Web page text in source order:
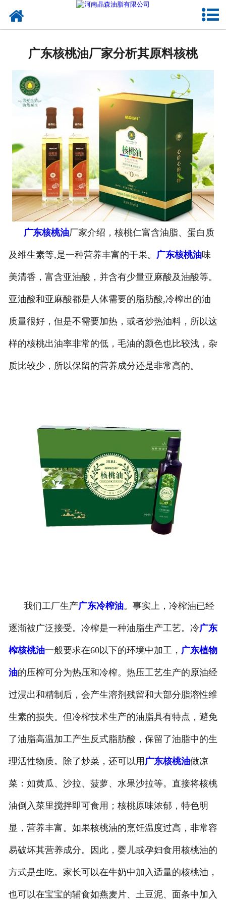
葡萄籽油
成功案例
新闻资讯
联系晶森
走进晶森
广东核桃油厂家分析其原料核桃
广东核桃油厂家介绍，核桃仁富含油脂、蛋白质
及维生素等,是一种营养丰富的干果。 广东核桃油味
美清香，富含亚油酸，并含有少量亚麻酸及油酸等。
亚油酸和亚麻酸都是人体需要的脂肪酸,冷榨出的油
质量很好，但是不需要加热，或者炒热油料，所以这
样的核桃出油率非常的低，毛油的颜色也比较浅，杂
质比较少，所以保留的营养成分还是非常高的。
我们工厂生产广东冷榨油。事实上，冷榨油已经
逐渐被广泛接受。冷榨是一种油脂生产工艺。冷广东
榨核桃油一般要求在60以下的环境中加工， 广东植物
油的压榨可分为热压和冷榨。热压工艺生产的原油经
过浸出和精制后，会产生溶剂残留和大部分脂溶性维
生素的损失。但冷榨技术生产的油脂具有特点，避免
了油脂高温加工产生反式脂肪酸，保留了油脂中的生
理活性物质。除了炒菜，还可以用 广东核桃油做凉
菜：如黄瓜、沙拉、菠萝、水果沙拉等。直接将核桃
油倒入菜里搅拌即可食用；核桃原味浓郁，特色明
显，营养丰富。如果核桃油的烹饪温度过高，非常容
易破坏其营养成分。因此，婴儿或孕妇食用核桃油的
方式是生吃。家长可以在牛奶中加入适量的核桃油，
也可以在宝宝的辅食如燕麦片、土豆泥、面条中加入